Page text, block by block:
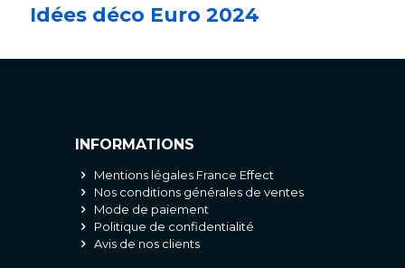
Idées déco Euro 2024
INFORMATIONS
Mentions légales France Effect
Nos conditions générales de ventes
Mode de paiement
Politique de confidentialité
Avis de nos clients